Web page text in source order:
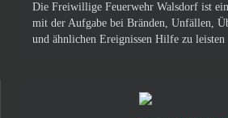
Die Freiwillige Feuerwehr Walsdorf ist
mit der Aufgabe bei Bränden, Unfällen,
und ähnlichen Ereignissen Hilfe zu leisten